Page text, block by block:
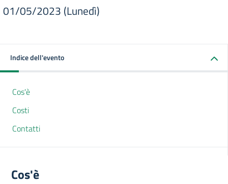
01/05/2023 (Lunedì)
Indice dell'evento
Cos'è
Costi
Contatti
Cos'è